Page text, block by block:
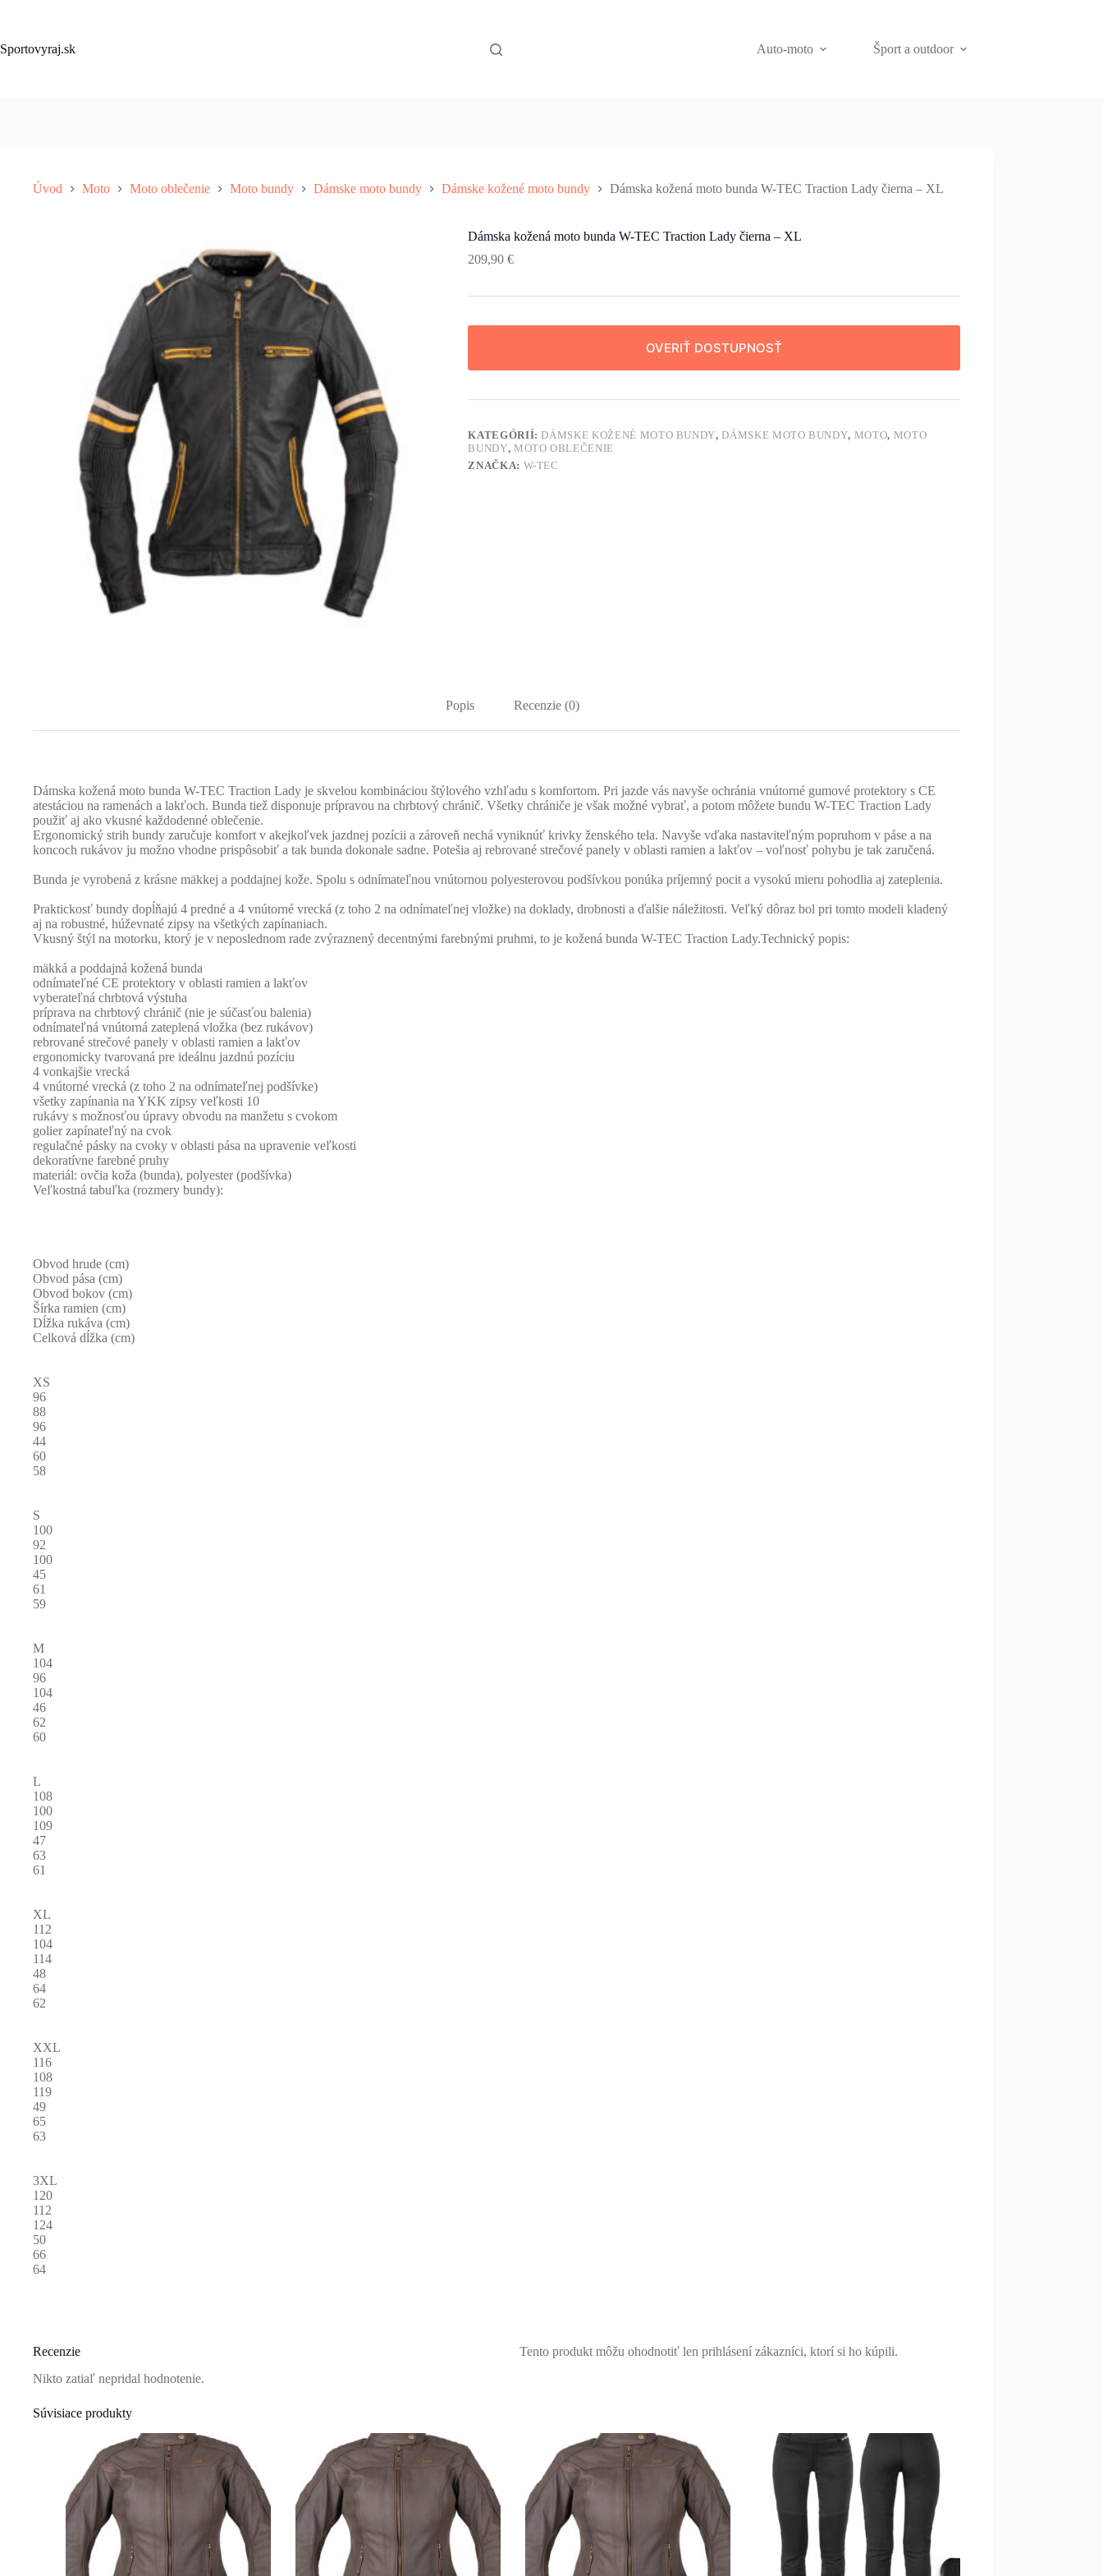
Sportovyraj.sk
Auto-moto Šport a outdoor
Úvod Moto Moto oblečenie Moto bundy Dámske moto bundy Dámske kožené moto bundy Dámska kožená moto bunda W-TEC Traction Lady čierna – XL
Dámska kožená moto bunda W-TEC Traction Lady čierna – XL
209,90€
OVERIŤ DOSTUPNOSŤ
KATEGÓRIÍ:DÁMSKE KOŽENÉ MOTO BUNDY,DÁMSKE MOTO BUNDY, MOTO, MOTO
BUNDY, MOTO OBLEČENIE
ZNAČKA: W-TEC
Popis Recenzie (0)
Dámska kožená moto bunda W-TEC Traction Lady je skvelou kombináciou štýlového vzhľadu s komfortom. Pri jazde vás navyše ochránia vnútorné gumové protektory s CE
atestáciou na ramenách a lakťoch. Bunda tiež disponuje prípravou na chrbtový chránič. Všetky chrániče je však možné vybrať, a potom môžete bundu W-TEC Traction Lady
použiť aj ako vkusné každodenné oblečenie.
Ergonomický strih bundy zaručuje komfort v akejkoľvek jazdnej pozícii a zároveň nechá vyniknúť krivky ženského tela. Navyše vďaka nastaviteľným popruhom v páse a na
koncoch rukávov ju možno vhodne prispôsobiť a tak bunda dokonale sadne. Potešia aj rebrované strečové panely v oblasti ramien a lakťov – voľnosť pohybu je tak zaručená.
Bunda je vyrobená z krásne mäkkej a poddajnej kože. Spolu s odnímateľnou vnútornou polyesterovou podšívkou ponúka príjemný pocit a vysokú mieru pohodlia aj zateplenia.
Praktickosť bundy dopĺňajú 4 predné a 4 vnútorné vrecká (z toho 2 na odnímateľnej vložke) na doklady, drobnosti a ďalšie náležitosti. Veľký dôraz bol pri tomto modeli kladený
aj na robustné, húževnaté zipsy na všetkých zapínaniach.
Vkusný štýl na motorku, ktorý je v neposlednom rade zvýraznený decentnými farebnými pruhmi, to je kožená bunda W-TEC Traction Lady.Technický popis:
mäkká a poddajná kožená bunda
odnímateľné CE protektory v oblasti ramien a lakťov
vyberateľná chrbtová výstuha
príprava na chrbtový chránič (nie je súčasťou balenia)
odnímateľná vnútorná zateplená vložka (bez rukávov)
rebrované strečové panely v oblasti ramien a lakťov
ergonomicky tvarovaná pre ideálnu jazdnú pozíciu
4 vonkajšie vrecká
4 vnútorné vrecká (z toho 2 na odnímateľnej podšívke)
všetky zapínania na YKK zipsy veľkosti 10
rukávy s možnosťou úpravy obvodu na manžetu s cvokom
golier zapínateľný na cvok
regulačné pásky na cvoky v oblasti pása na upravenie veľkosti
dekoratívne farebné pruhy
materiál: ovčia koža (bunda), polyester (podšívka)
Veľkostná tabuľka (rozmery bundy):
Obvod hrude (cm)
Obvod pása (cm)
Obvod bokov (cm)
Šírka ramien (cm)
Dĺžka rukáva (cm)
Celková dĺžka (cm)
XS
96
88
96
44
60
58
S
100
92
100
45
61
59
M
104
96
104
46
62
60
L
108
100
109
47
63
61
XL
112
104
114
48
64
62
XXL
116
108
119
49
65
63
3XL
120
112
124
50
66
64
Recenzie
Nikto zatiaľ nepridal hodnotenie.
Tento produkt môžu ohodnotiť len prihlásení zákazníci, ktorí si ho kúpili.
Súvisiace produkty